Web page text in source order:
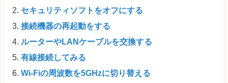
セキュリティソフトをオフにする
接続機器の再起動をする
ルーターやLANケーブルを交換する
有線接続してみる
Wi-Fiの周波数を5GHzに切り替える